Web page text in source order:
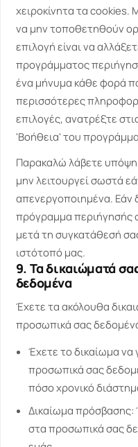
χειροκίνητα τα cookies.
να μην τοποθετηθούν
επιλογή είναι να
προγράμματος
ένα μήνυμα κάθε φορά
περισσότερες
επιλογές, ανατρέξτε
'Βοήθεια' του
Παρακαλώ λάβετε υπόψη
μην λειτουργεί σωστά
απενεργοποιημένα. Εάν
πρόγραμμα περιήγησής
μετά τη συγκατάθεσή
ιστότοπό μας.
9. Τα δικαιώματά
δεδομένα
Έχετε τα ακόλουθα
προσωπικά σας
Έχετε το δικαίωμα να
προσωπικά σας
πόσο χρονικό
Δικαίωμα πρόσβασης:
στα προσωπικά σας